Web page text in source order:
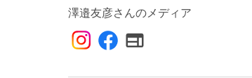
澤邉友彦さんのメディア